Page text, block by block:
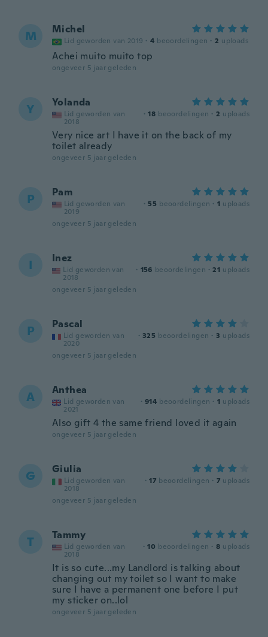
M Michel
Lid geworden van 2019 · 4 beoordelingen · 2 uploads
Achei muito muito top
ongeveer 5 jaar geleden
Y Yolanda
Lid geworden van
2018
· 18 beoordelingen · 2 uploads
Very nice art I have it on the back of my
toilet already
ongeveer 5 jaar geleden
P Pam
Lid geworden van
2019
· 55 beoordelingen · 1 uploads
ongeveer 5 jaar geleden
I Inez
Lid geworden van
2018
· 156 beoordelingen · 21 uploads
ongeveer 5 jaar geleden
P Pascal
Lid geworden van
2020
· 325 beoordelingen · 3 uploads
ongeveer 5 jaar geleden
A Anthea
Lid geworden van
2021
· 914 beoordelingen · 1 uploads
Also gift 4 the same friend loved it again
ongeveer 5 jaar geleden
G Giulia
Lid geworden van
2018
· 17 beoordelingen · 7 uploads
ongeveer 5 jaar geleden
T Tammy
Lid geworden van
2018
· 10 beoordelingen · 8 uploads
It is so cute...my Landlord is talking about
changing out my toilet so I want to make
sure I have a permanent one before I put
my sticker on..lol
ongeveer 5 jaar geleden